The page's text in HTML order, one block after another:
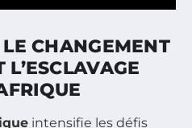
CHANGEMENT
intensifie les défis